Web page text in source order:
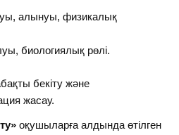
алынуы, физикалық
биологиялық рөлі.
бекіту және
жасау.
оқушыларға алдында өтілген